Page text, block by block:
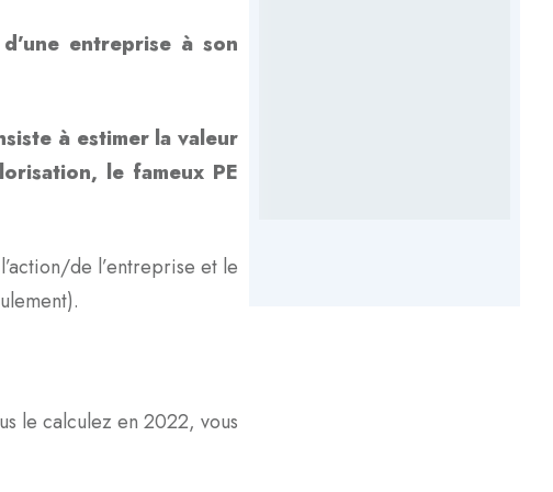
entreprise à son
à estimer la valeur
le fameux PE
de l’entreprise et le
le calculez en 2022, vous